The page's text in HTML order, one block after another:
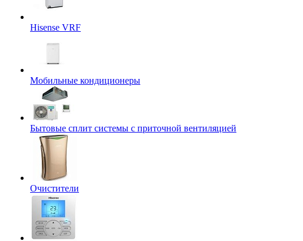
Hisense VRF
Мобильные кондиционеры
Бытовые сплит системы с приточной вентиляцией
Очистители